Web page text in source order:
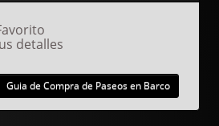
detalles
Guia de Compra de Paseos en Barco